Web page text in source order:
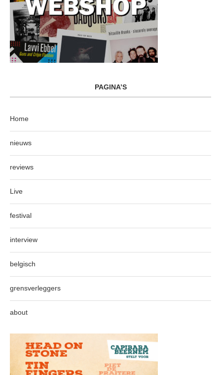
PAGINA’S
Home
nieuws
reviews
Live
festival
interview
belgisch
grensverleggers
about